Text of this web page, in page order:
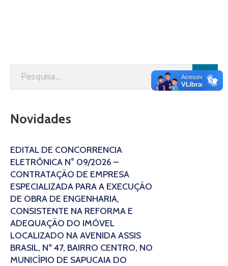
Novidades
EDITAL DE CONCORRÊNCIA
ELETRÔNICA N° 09/2026 –
CONTRATAÇÃO DE EMPRESA
ESPECIALIZADA PARA A EXECUÇÃO
DE OBRA DE ENGENHARIA,
CONSISTENTE NA REFORMA E
ADEQUAÇÃO DO IMÓVEL
LOCALIZADO NA AVENIDA ASSIS
BRASIL, Nº 47, BAIRRO CENTRO, NO
MUNICÍPIO DE SAPUCAIA DO